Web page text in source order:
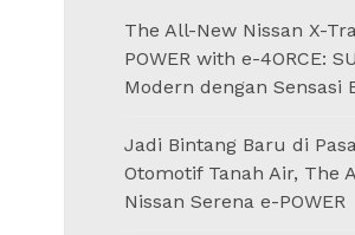
The All-New Nissan X-
POWER with e-4ORCE:
Modern dengan Sensasi
Jadi Bintang Baru di
Otomotif Tanah Air, The
Nissan Serena e-POWER